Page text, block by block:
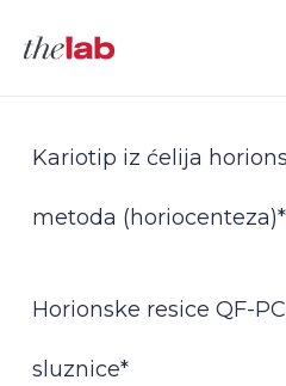
Kariotip iz ćelija
metoda (horiocenteza)*
Horionske resice QF-
sluznice*